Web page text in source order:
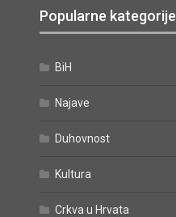
Popularne kategorije
BiH
Najave
Duhovnost
Kultura
Crkva u Hrvata